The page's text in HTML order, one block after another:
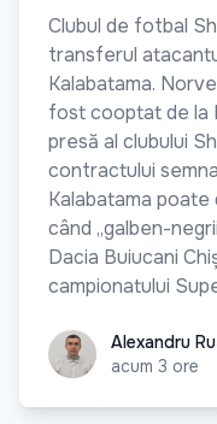
Clubul de fotbal
transferul
Kalabatama.
fost cooptat de la
presă al clubului
contractului
Kalabatama poate
când „galben-
Dacia Buiucani
campionatului
Alexandru Rusu
Alexandru
acum 3 ore